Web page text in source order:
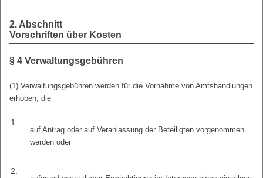
2. Abschnitt
Vorschriften über Kosten
§ 4 Verwaltungsgebühren
(1) Verwaltungsgebühren werden für die Vornahme von Amtshandlungen
erhoben, die
1.
auf Antrag oder auf Veranlassung der Beteiligten vorgenommen
werden oder
2.